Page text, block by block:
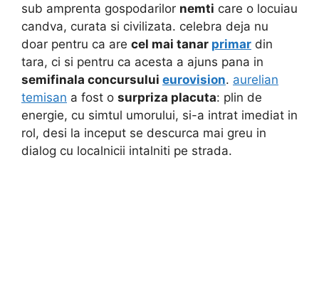
sub amprenta gospodarilor nemti care o locuiau
candva, curata si civilizata. celebra deja nu
doar pentru ca are cel mai tanar primar din
tara, ci si pentru ca acesta a ajuns pana in
semifinala concursului eurovision. aurelian
temisan a fost o surpriza placuta: plin de
energie, cu simtul umorului, si-a intrat imediat in
rol, desi la inceput se descurca mai greu in
dialog cu localnicii intalniti pe strada.